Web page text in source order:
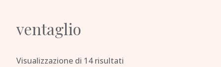
ventaglio
Visualizzazione di 14 risultati